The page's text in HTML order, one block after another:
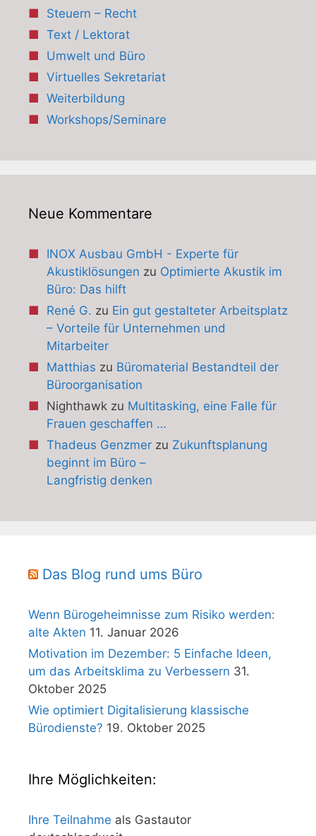
Steuern – Recht
Text / Lektorat
Umwelt und Büro
Virtuelles Sekretariat
Weiterbildung
Workshops/Seminare
Neue Kommentare
INOX Ausbau GmbH - Experte für
Akustiklösungen zu Optimierte Akustik im
Büro: Das hilft
René G. zu Ein gut gestalteter Arbeitsplatz
– Vorteile für Unternehmen und
Mitarbeiter
Matthias zu Büromaterial Bestandteil der
Büroorganisation
Nighthawkzu Multitasking, eine Falle für
Frauen geschaffen …
Thadeus Genzmerzu Zukunftsplanung
beginnt im Büro –
Langfristig denken
Das Blog rund ums Büro
Wenn Bürogeheimnisse zum Risiko werden:
alte Akten 11. Januar 2026
Motivation im Dezember: 5 Einfache Ideen,
um das Arbeitsklima zu Verbessern 31.
Oktober 2025
Wie optimiert Digitalisierung klassische
Bürodienste? 19. Oktober 2025
Ihre Möglichkeiten:
Ihre Teilnahme als Gastautor